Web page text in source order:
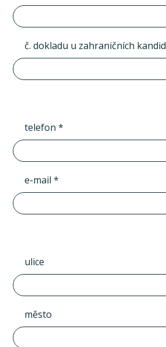
č. dokladu u zahraničních
telefon *
e-mail *
ulice
město